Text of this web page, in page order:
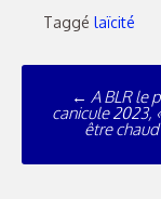
Taggé laïcité
← A BLR le
canicule 2023,
être chaud